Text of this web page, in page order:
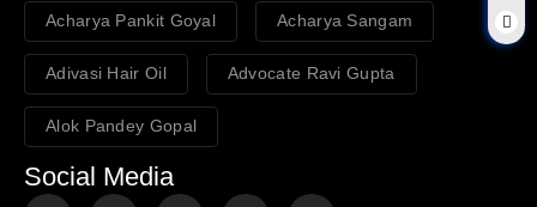
Acharya Pankit Goyal Acharya Sangam
Adivasi Hair Oil Advocate Ravi Gupta
Alok Pandey Gopal
Social Media